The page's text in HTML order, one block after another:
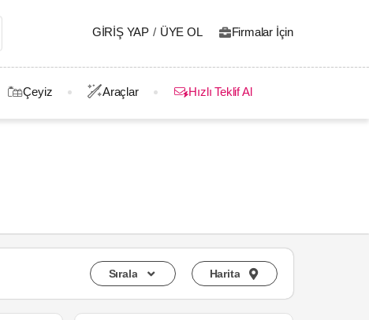
GIRIŞ YAP / ÜYE OL Firmalar İçin
Çeyiz Araçlar Hızlı Teklif Al
Sırala Harita